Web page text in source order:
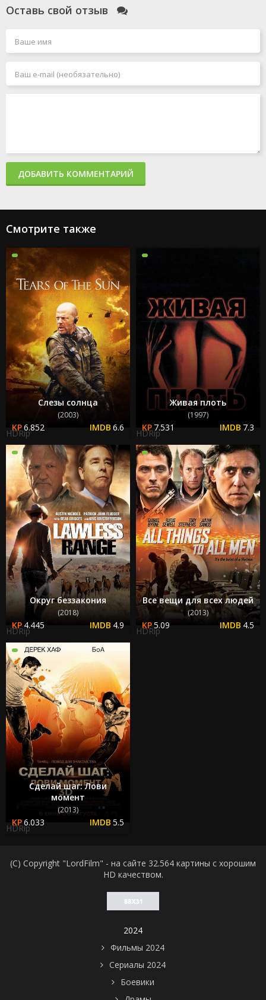
Оставь свой отзыв
ДОБАВИТЬ КОММЕНТАРИЙ
Смотрите также
Слезы солнца
(2003)
6.852 6.6
HDRip
Живая плоть
(1997)
7.531 7.3
HDRip
Округ беззакония
(2018)
4.445 4.9
HDRip
Все вещи для всех людей
(2013)
5.09 4.5
HDRip
Сделай шаг: Лови
момент
(2013)
6.033 5.5
HDRip
(C) Copyright "LordFilm" - на сайте 32.564 картины с хорошим
HD качеством.
2024
Фильмы 2024
Сериалы 2024
Боевики